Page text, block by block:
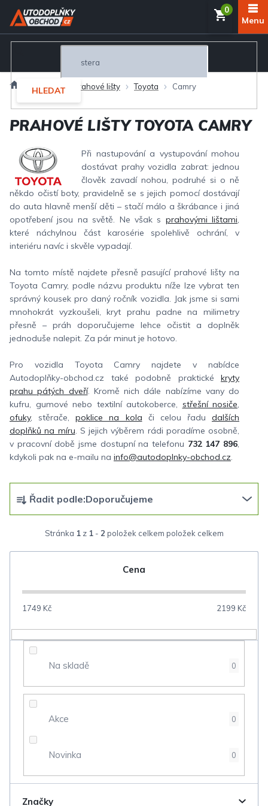
Přejít
obsah
HLEDAT
Interiér Prahové lišty Toyota Camry
PRAHOVÉ LIŠTY TOYOTA CAMRY
Při nastupování a vystupování mohou
dostávat prahy vozidla zabrat: jednou
člověk zavadí nohou, podruhé si o ně
někdo očistí boty, pravidelně se s jejich pomocí dostávají
do auta hlavně menší děti – stačí málo a škrábance i jiná
opotřebení jsou na světě. Ne však s prahovými lištami,
které náchylnou část karosérie spolehlivě ochrání, v
interiéru navíc i skvěle vypadají.
Na tomto místě najdete přesně pasující prahové lišty na
Toyota Camry, podle názvu produktu níže lze vybrat ten
správný kousek pro daný ročník vozidla. Jak jsme si sami
mnohokrát vyzkoušeli, kryt prahu padne na milimetry
přesně – práh doporučujeme lehce očistit a doplněk
jednoduše nalepit. Za pár minut je hotovo.
Pro vozidla Toyota Camry najdete v nabídce
Autodoplňky-obchod.cz také podobně praktické kryty
prahu pátých dveří. Kromě nich dále nabízíme vany do
kufru, gumové nebo textilní autokoberce, střešní nosiče,
ofuky, stěrače,poklice na kola či celou řadu dalších
doplňků na míru. S jejich výběrem rádi poradíme osobně,
v pracovní době jsme dostupní na telefonu 732 147 896,
kdykoli pak na e-mailu na info@autodoplnky-obchod.cz.
Stránka 1z 1- 2 položek celkem
a
e
o
Řadit podle:Doporučujeme
Cena
1749 Kč 2199 Kč
Na skladě 0
Akce 0
Novinka 0
Značky